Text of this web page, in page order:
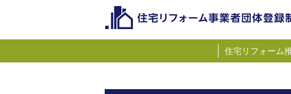
住宅リフォーム